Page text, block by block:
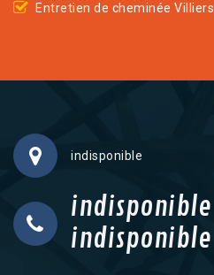
Entretien de cheminée
indisponible
indisponible
indisponible